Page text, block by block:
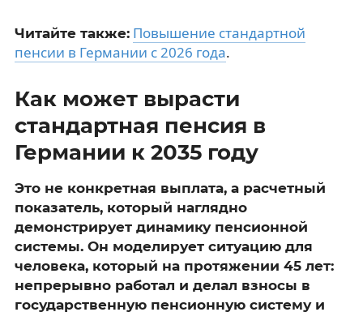
Читайте также: Повышение стандартной
пенсии в Германии с 2026 года.
Как может вырасти
стандартная пенсия в
Германии к 2035 году
Это не конкретная выплата, а расчетный
показатель, который наглядно
демонстрирует динамику пенсионной
системы. Он моделирует ситуацию для
человека, который на протяжении 45 лет:
непрерывно работал и делал взносы в
государственную пенсионную систему и